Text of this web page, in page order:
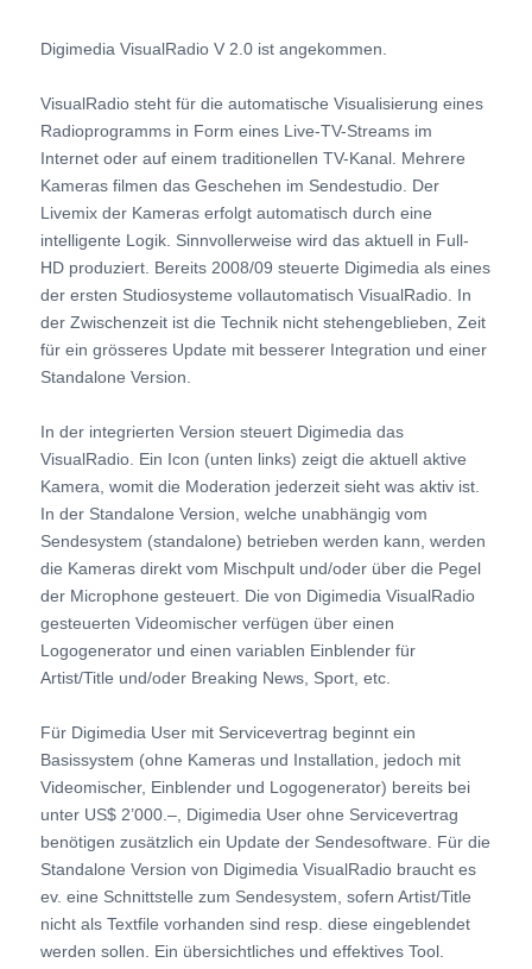
Digimedia VisualRadio V 2.0 ist angekommen.
VisualRadio steht für die automatische Visualisierung eines
Radioprogramms in Form eines Live-TV-Streams im
Internet oder auf einem traditionellen TV-Kanal. Mehrere
Kameras filmen das Geschehen im Sendestudio. Der
Livemix der Kameras erfolgt automatisch durch eine
intelligente Logik. Sinnvollerweise wird das aktuell in Full-
HD produziert. Bereits 2008/09 steuerte Digimedia als eines
der ersten Studiosysteme vollautomatisch VisualRadio. In
der Zwischenzeit ist die Technik nicht stehengeblieben, Zeit
für ein grösseres Update mit besserer Integration und einer
Standalone Version.
In der integrierten Version steuert Digimedia das
VisualRadio. Ein Icon (unten links) zeigt die aktuell aktive
Kamera, womit die Moderation jederzeit sieht was aktiv ist.
In der Standalone Version, welche unabhängig vom
Sendesystem (standalone) betrieben werden kann, werden
die Kameras direkt vom Mischpult und/oder über die Pegel
der Microphone gesteuert. Die von Digimedia VisualRadio
gesteuerten Videomischer verfügen über einen
Logogenerator und einen variablen Einblender für
Artist/Title und/oder Breaking News, Sport, etc.
Für Digimedia User mit Servicevertrag beginnt ein
Basissystem (ohne Kameras und Installation, jedoch mit
Videomischer, Einblender und Logogenerator) bereits bei
unter US$ 2’000.–, Digimedia User ohne Servicevertrag
benötigen zusätzlich ein Update der Sendesoftware. Für die
Standalone Version von Digimedia VisualRadio braucht es
ev. eine Schnittstelle zum Sendesystem, sofern Artist/Title
nicht als Textfile vorhanden sind resp. diese eingeblendet
werden sollen. Ein übersichtliches und effektives Tool.